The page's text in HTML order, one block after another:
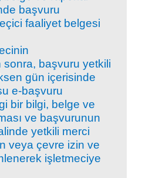
başvuru
faaliyet belgesi
sonra, başvuru yetkili
gün içerisinde
e-başvuru
bir bilgi, belge ve
ve başvurunun
yetkili merci
veya çevre izin ve
işletmeciye